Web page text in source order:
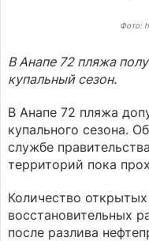
Фото:
В Анапе 72 пляжа
купальный сезон.
В Анапе 72 пляжа
купального сезона.
службе
территорий пока
Количество
восстановительных
после разлива